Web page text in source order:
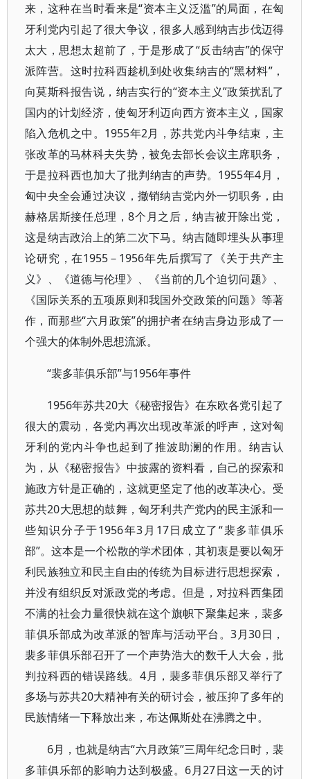
来，这种在当时看来是“资本主义泛滥”的局面，在匈
牙利党内引起了很大争议，很多人感到纳吉步伐迈得
太大，思想太超前了，于是形成了“反击纳吉”的保守
派阵营。这时拉科西趁机到处收集纳吉的“黑材料”，
向莫斯科报告说，纳吉实行的“资本主义”政策扰乱了
国内的计划经济，使匈牙利迈向西方资本主义，国家
陷入危机之中。1955年2月，苏共党内斗争结束，主
张改革的马林科夫失势，被免去部长会议主席职务，
于是拉科西也加大了批判纳吉的声势。1955年4月，
匈中央全会通过决议，撤销纳吉党内外一切职务，由
赫格居斯接任总理，8个月之后，纳吉被开除出党，
这是纳吉政治上的第二次下马。纳吉随即埋头从事理
论研究，在1955－1956年先后撰写了《关于共产主
义》、《道德与伦理》、《当前的几个迫切问题》、
《国际关系的五项原则和我国外交政策的问题》等著
作，而那些“六月政策”的拥护者在纳吉身边形成了一
个强大的体制外思想流派。
“裴多菲俱乐部”与1956年事件
1956年苏共20大《秘密报告》在东欧各党引起了
很大的震动，各党内再次出现改革派的呼声，这对匈
牙利的党内斗争也起到了推波助澜的作用。纳吉认
为，从《秘密报告》中披露的资料看，自己的探索和
施政方针是正确的，这就更坚定了他的改革决心。受
苏共20大思想的鼓舞，匈牙利共产党内的民主派和一
些知识分子于1956年3月17日成立了“裴多菲俱乐
部”。这本是一个松散的学术团体，其初衷是要以匈牙
利民族独立和民主自由的传统为目标进行思想探索，
并没有组织反对派政党的考虑。但是，对拉科西集团
不满的社会力量很快就在这个旗帜下聚集起来，裴多
菲俱乐部成为改革派的智库与活动平台。3月30日，
裴多菲俱乐部召开了一个声势浩大的数千人大会，批
判拉科西的错误路线。4月，裴多菲俱乐部又举行了
多场与苏共20大精神有关的研讨会，被压抑了多年的
民族情绪一下释放出来，布达佩斯处在沸腾之中。
6月，也就是纳吉“六月政策”三周年纪念日时，裴
多菲俱乐部的影响力达到极盛。6月27日这一天的讨